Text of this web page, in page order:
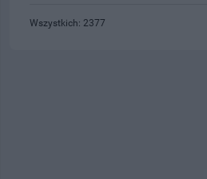
Wszystkich: 2377